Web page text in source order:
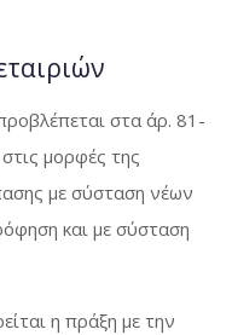
στα άρ. 81-
μορφές της
με σύσταση νέων
και με σύσταση
η πράξη με την